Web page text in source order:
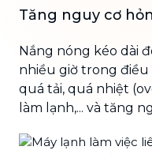
Tăng nguy cơ
Nắng nóng kéo dài
nhiều giờ trong
quá tải, quá nhiệt
làm lạnh,... và tăng